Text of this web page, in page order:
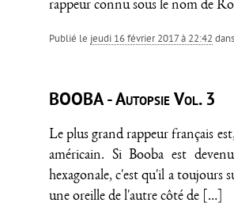
rappeur connu sous le nom de
Publié le jeudi 16 février 2017 à 22:42 dans
BOOBA - Autopsie Vol. 3
Le plus grand rappeur français
américain. Si Booba est
hexagonale, c'est qu'il a
une oreille de l'autre côté de
[…]